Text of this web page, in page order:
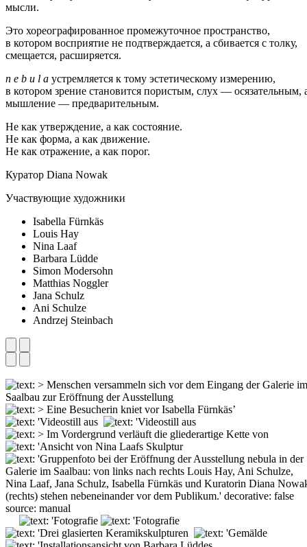
мысли.
Это хореографированное промежуточное пространство,
в котором восприятие не подтверждается, а сбивается с толку,
смещается, расширяется.
n e b u l a устремляется к тому эстетическому измерению,
в котором зрение становится пористым, слух — осязательным,
мышление — предварительным.
Не как утверждение, а как состояние.
Не как форма, а как движение.
Не как отражение, а как порог.
Куратор Diana Nowak
Участвующие художники
Isabella Fürnkäs
Louis Hay
Nina Laaf
Barbara Lüdde
Simon Modersohn
Matthias Noggler
Jana Schulz
Ani Schulze
Andrzej Steinbach